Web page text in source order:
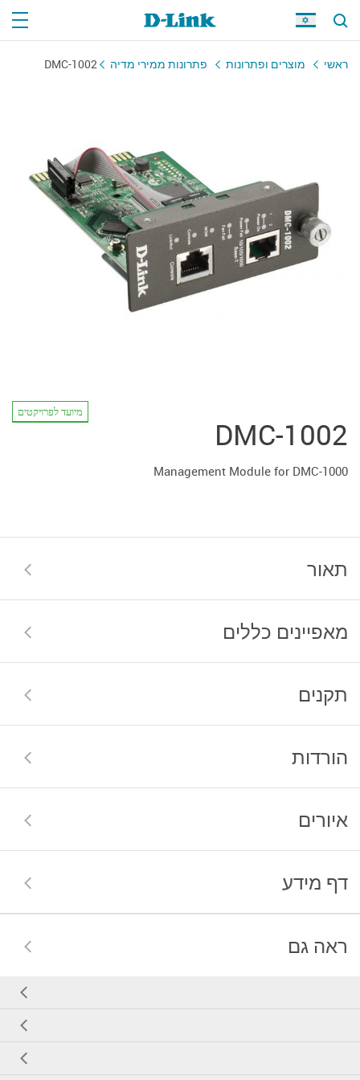
ראשי מוצרים ופתרונות פתרונות ממירי מדיה DMC-1002
DMC-1002
מיועד לפרויקטים
Management Module for DMC-1000
תאור
מאפיינים כללים
תקנים
הורדות
איורים
דף מידע
ראה גם